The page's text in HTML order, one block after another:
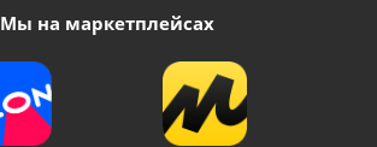
Мы на маркетплейсах